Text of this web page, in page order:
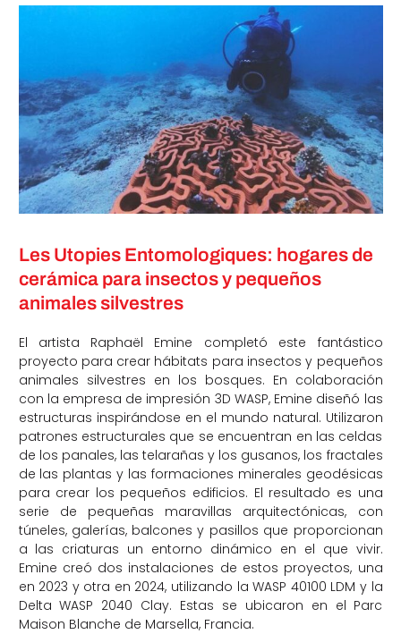
Les Utopies Entomologiques: hogares de
cerámica para insectos y pequeños
animales silvestres
El artista Raphaël Emine completó este fantástico
proyecto para crear hábitats para insectos y pequeños
animales silvestres en los bosques. En colaboración
con la empresa de impresión 3D WASP, Emine diseñó las
estructuras inspirándose en el mundo natural. Utilizaron
patrones estructurales que se encuentran en las celdas
de los panales, las telarañas y los gusanos, los fractales
de las plantas y las formaciones minerales geodésicas
para crear los pequeños edificios. El resultado es una
serie de pequeñas maravillas arquitectónicas, con
túneles, galerías, balcones y pasillos que proporcionan
a las criaturas un entorno dinámico en el que vivir.
Emine creó dos instalaciones de estos proyectos, una
en 2023 y otra en 2024, utilizando la WASP 40100 LDM y la
Delta WASP 2040 Clay. Estas se ubicaron en el Parc
Maison Blanche de Marsella, Francia.